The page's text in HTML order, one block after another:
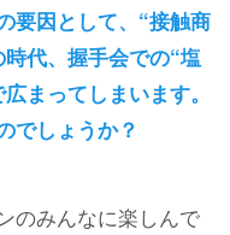
因として、“接触商
代、握手会での“塩
まってしまいます。
でしょうか？
のみんなに楽しんで